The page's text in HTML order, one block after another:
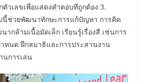
วเลขเพื่อแสดงคำตอบที่ถูกต้อง 3.
นี้ช่วยพัฒนาทักษะการแก้ปัญหา การคิด
กล้ามเนื้อมัดเล็ก เรียนรู้เรื่องสี เช่นการ
หนด ฝึกสมาธิและการประสานงาน
นการเล่น